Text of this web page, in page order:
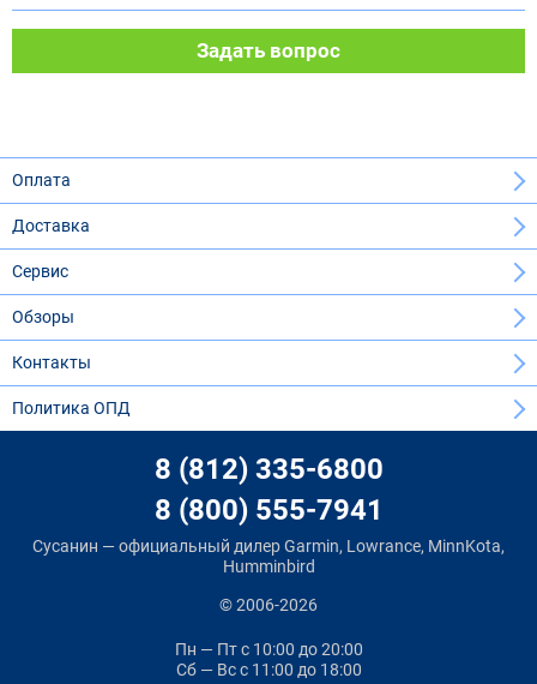
Задать вопрос
Оплата
Доставка
Сервис
Обзоры
Контакты
Политика ОПД
8 (812) 335-6800
8 (800) 555-7941
Сусанин — официальный дилер Garmin, Lowrance, MinnKota,
Humminbird
© 2006-2026
Пн — Птс 10:00 до 20:00
Сб — Всс 11:00 до 18:00